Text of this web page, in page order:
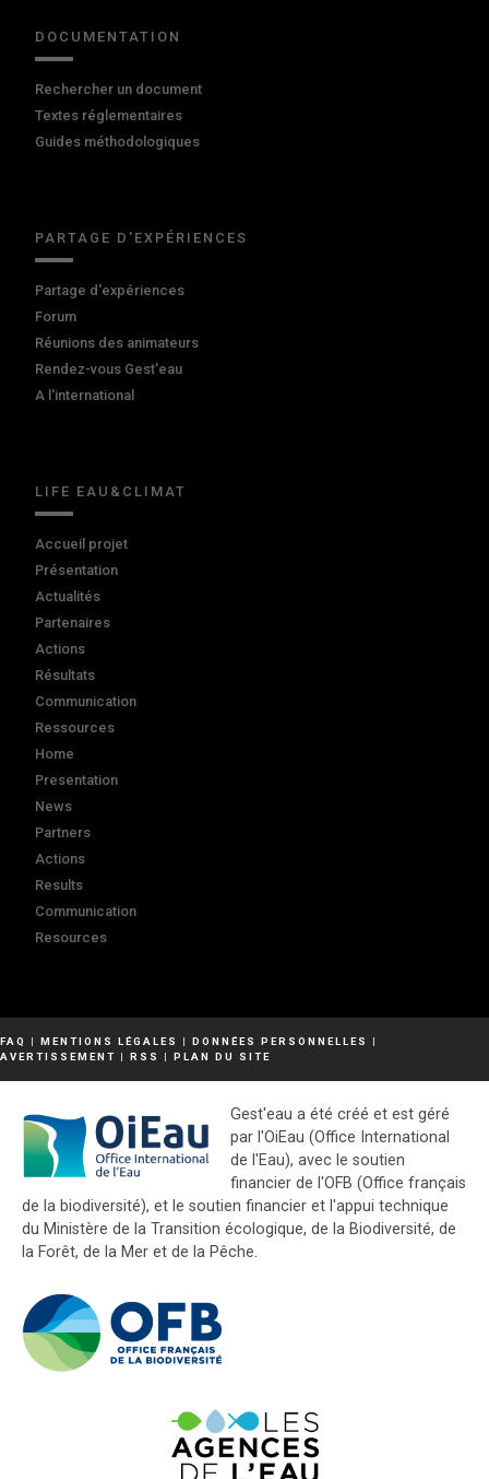
DOCUMENTATION
Rechercher un document
Textes réglementaires
Guides méthodologiques
PARTAGE D'EXPÉRIENCES
Partage d'expériences
Forum
Réunions des animateurs
Rendez-vous Gest'eau
A l'international
LIFE EAU&CLIMAT
Accueil projet
Présentation
Actualités
Partenaires
Actions
Résultats
Communication
Ressources
Home
Presentation
News
Partners
Actions
Results
Communication
Resources
FAQ | MENTIONS LÉGALES | DONNÉES PERSONNELLES
|
AVERTISSEMENT | RSS | PLAN DU SITE
Gest'eau a été créé et est géré
par l'OiEau (Office International
de l'Eau), avec le soutien
financier de l'OFB (Office français
de la biodiversité), et le soutien financier et l'appui technique
du Ministère de la Transition écologique, de la Biodiversité, de
la Forêt, de la Mer et de la Pêche.